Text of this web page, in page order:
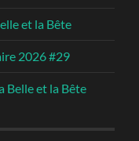
et la Bête
2026 #29
Belle et la Bête